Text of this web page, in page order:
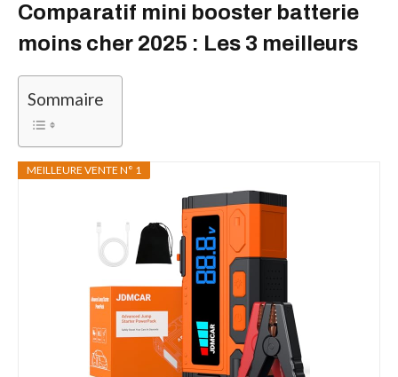
Comparatif mini booster batterie
moins cher 2025 : Les 3 meilleurs
Sommaire
MEILLEURE VENTE N° 1